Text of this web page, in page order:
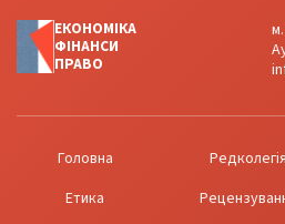
ЕКОНОМІКА
ФІНАНСИ
ПРАВО
Головна Редколегія
Етика